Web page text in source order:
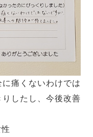
痛くないわけでは
したし、今後改善